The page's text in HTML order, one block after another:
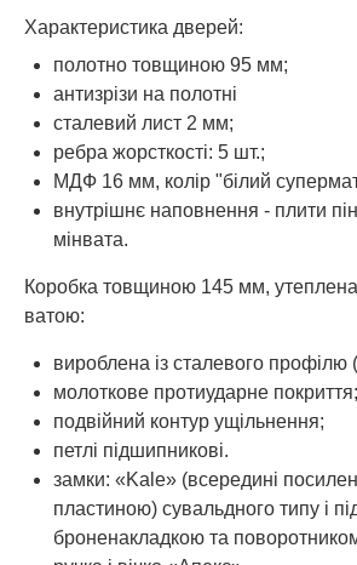
Характеристика дверей:
полотно товщиною 95 мм;
антизрізи на полотні
сталевий лист 2 мм;
ребра жорсткості: 5 шт.;
МДФ 16 мм, колір "білий
внутрішнє наповнення - плити
мінвата.
Коробка товщиною 145 мм,
ватою:
вироблена із сталевого профілю
молоткове протиударне покриття;
подвійний контур ущільнення;
петлі підшипникові.
замки: «Kale» (всередині
пластиною) сувальдного типу і
броненакладкою та